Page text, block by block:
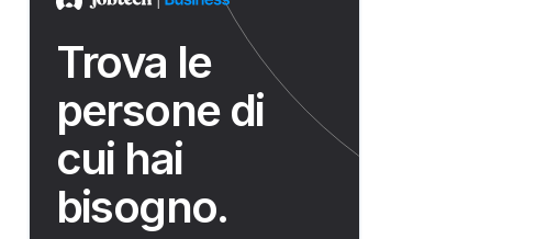
Trova le
persone di
cui hai
bisogno.